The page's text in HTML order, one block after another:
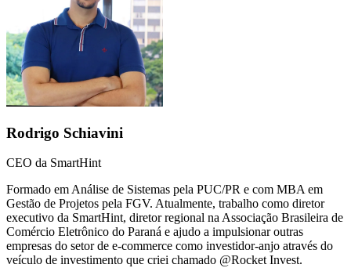
Rodrigo Schiavini
CEO da SmartHint
Formado em Análise de Sistemas pela PUC/PR e com MBA em
Gestão de Projetos pela FGV. Atualmente, trabalho como diretor
executivo da SmartHint, diretor regional na Associação Brasileira de
Comércio Eletrônico do Paraná e ajudo a impulsionar outras
empresas do setor de e-commerce como investidor-anjo através do
veículo de investimento que criei chamado @Rocket Invest.